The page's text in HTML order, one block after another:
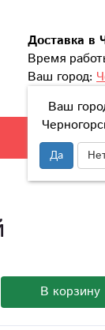
Доставка в
Время
Ваш город:
Ваш
Да
В корзину